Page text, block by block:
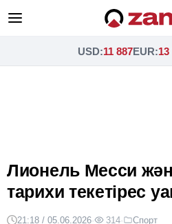
USD:11 887EUR:13
Лионель Месси
тарихи текетірес
21:18 / 05.06.2026· 314· Спорт